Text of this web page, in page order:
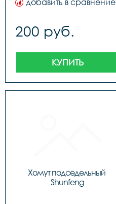
добавить в сравнение
200 руб.
КУПИТЬ
Хомут подседельный
Shunfeng